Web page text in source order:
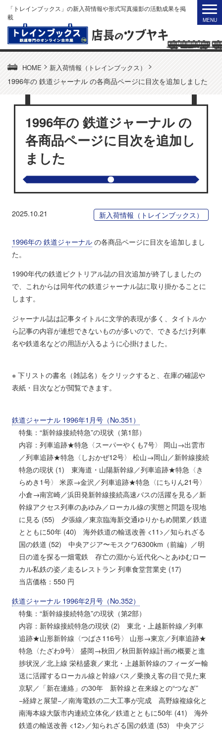
「トレインブックス」の新入荷情報や形式写真撮影の活動成果を掲
載
HOME > 新入荷情報（トレインブックス）
>
1996年の 鉄道ジャーナル の各商品ページに目次を追加しました
1996年の 鉄道ジャーナル の
各商品ページに目次を追加し
ました
2025.10.21 新入荷情報（トレインブックス）
1996年の 鉄道ジャーナルの各商品ページに目次を追加しまし
た。
1990年代の鉄道ピクトリアル誌の目次追加が終了しましたの
で、これからは同年代の鉄道ジャーナル誌に取り掛かることに
します。
ジャーナル誌は記事タイトルに文学的表現が多く、タイトルか
ら記事の内容が連想できないものが多いので、できるだけ列車
名や鉄道名などの用語が入るように心掛けました。
※ 下リストの書名（雑誌名）をクリックすると、在庫の確認や
表紙・目次などが閲覧できます。
鉄道ジャーナル 1996年1月号（No.351）
特集：“新幹線接続特急”の現状（第1部）
内容：列車追跡★特急〈スーパーやくも7号〉 岡山→出雲市
／列車追跡★特急〈しおかぜ12号〉 松山→岡山／新幹線接続
特急の現状 (1) 東海道・山陽新幹線／列車追跡★特急〈き
らめき1号〉 米原→金沢／列車追跡★特急〈にちりん21号〉
小倉→南宮崎／浜田発新幹線接続高速バスの活躍を見る／新
幹線アクセス列車のあゆみ／ローカル線の実態と問題を現地
に見る (55) 夕張線／東京臨海新交通ゆりかもめ開業／鉄道
とともに50年 (40) 海外鉄道の輸送改善 <11>／知られざる
国の鉄道 (52) 中央アジア〜モスクワ6300km（前編）／明
日の道を探る一畑電鉄 存亡の淵から近代化へとあゆむロー
カル私鉄の姿／走るレストラン 列車食堂営業史 (17)
当店価格：550 円
鉄道ジャーナル 1996年2月号（No.352）
特集：“新幹線接続特急”の現状（第2部）
内容：新幹線接続特急の現状 (2) 東北・上越新幹線／列車
追跡★山形新幹線〈つばさ116号〉 山形→東京／列車追跡★
特急〈たざわ9号〉 盛岡→秋田／秋田新幹線計画の概要と進
捗状況／北上線 栄枯盛衰／東北・上越新幹線のフィーダー輸
送に活躍するローカル線と幹線バス／乗換え客の目で見た東
京駅／「新在連絡」の30年 新幹線と在来線との“つなぎ”
−経緯と展望−／南海電鉄の二大工事が完成 高野線複線化と
南海本線大阪市内連続立体化／鉄道とともに50年 (41) 海外
鉄道の輸送改善 <12>／知られざる国の鉄道 (53) 中央アジ